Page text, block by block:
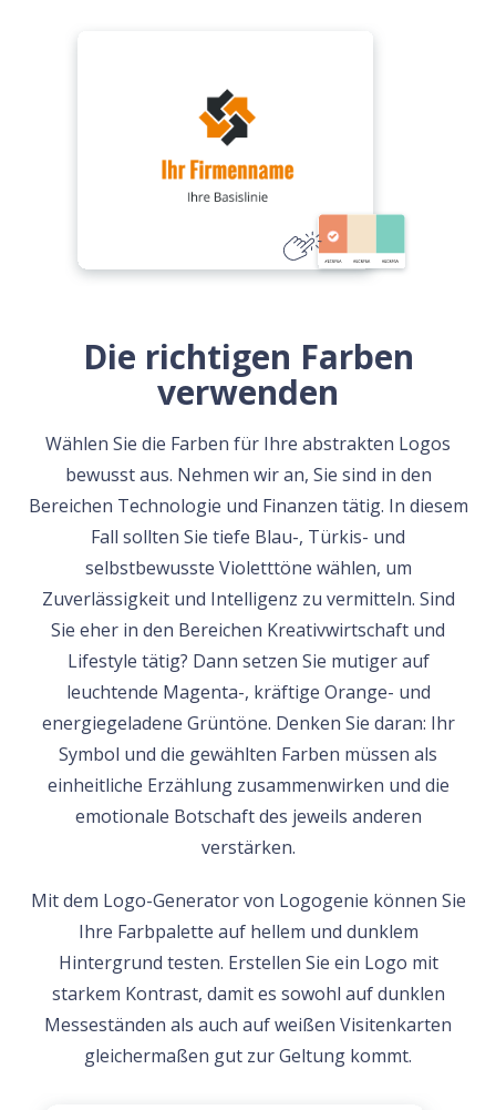
Die richtigen Farben
verwenden
Wählen Sie die Farben für Ihre abstrakten Logos
bewusst aus. Nehmen wir an, Sie sind in den
Bereichen Technologie und Finanzen tätig. In diesem
Fall sollten Sie tiefe Blau-, Türkis- und
selbstbewusste Violetttöne wählen, um
Zuverlässigkeit und Intelligenz zu vermitteln. Sind
Sie eher in den Bereichen Kreativwirtschaft und
Lifestyle tätig? Dann setzen Sie mutiger auf
leuchtende Magenta-, kräftige Orange- und
energiegeladene Grüntöne. Denken Sie daran: Ihr
Symbol und die gewählten Farben müssen als
einheitliche Erzählung zusammenwirken und die
emotionale Botschaft des jeweils anderen
verstärken.
Mit dem Logo-Generator von Logogenie können Sie
Ihre Farbpalette auf hellem und dunklem
Hintergrund testen. Erstellen Sie ein Logo mit
starkem Kontrast, damit es sowohl auf dunklen
Messeständen als auch auf weißen Visitenkarten
gleichermaßen gut zur Geltung kommt.